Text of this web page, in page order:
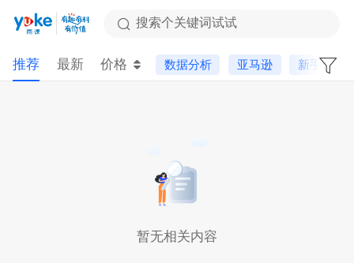
搜索个关键词试试
推荐 最新 价格 数据分析 亚马逊 新手课
暂无相关内容